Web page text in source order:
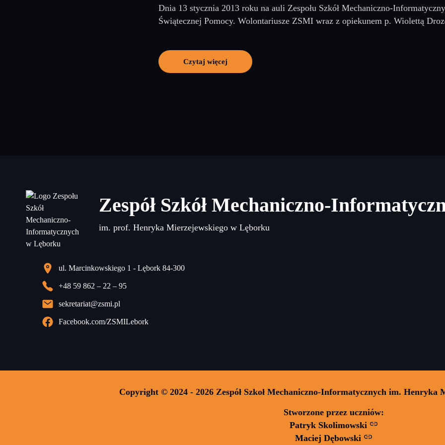
Dnia 13 stycznia 2013 roku na auli Zespołu Szkół Mechaniczno-
Świątecznej Pomocy. Wolontariusze ZSMI wraz z opiekunem p. Wiolettą
Czytaj więcej
Zespół Szkół Mechaniczno-
im. prof. Henryka Mierzejewskiego w Lęborku
ul. Marcinkowskiego 1 - Lębork 84-300
+48 59 862 – 22 – 95
sekretariat@zsmi.pl
Facebook.com/ZSMILebork
Copyright © 2024 - 2026 Zespół Szkoł Mechaniczno-Informatycznych im. Henryka
Stworzone przez uczniów:
Patryk Skolimowski
Maciej Dębowski